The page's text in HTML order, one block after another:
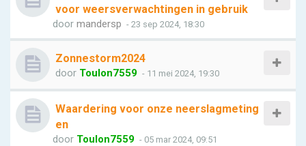
voor weersverwachtingen in gebruik
door mandersp - 23 sep 2024, 18:30
Zonnestorm2024
door Toulon7559 - 11 mei 2024, 19:30
Waardering voor onze neerslagmeting
en
door Toulon7559 - 05 mar 2024, 09:51